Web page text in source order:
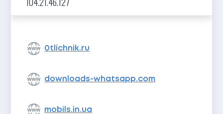
0tlichnik.ru
downloads-whatsapp.com
mobils.in.ua